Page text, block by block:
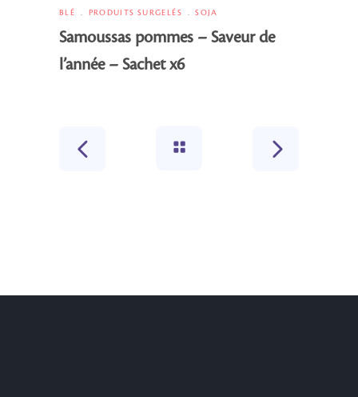
BLÉ PRODUITS SURGELÉS SOJA
Samoussas pommes – Saveur de
l’année – Sachet x6